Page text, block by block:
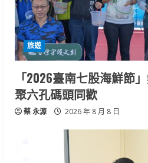
旅遊
「2026臺南七股海鮮節
聚六孔碼頭同歡
蔡 永源 2026 年 8 月 8 日